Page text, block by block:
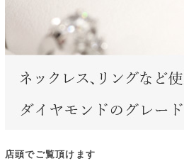
店頭でご覧頂けます